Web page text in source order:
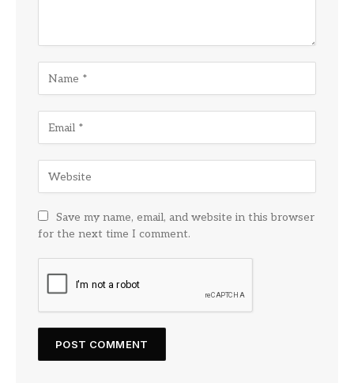
Save my name, email, and website in this browser
for the next time I comment.